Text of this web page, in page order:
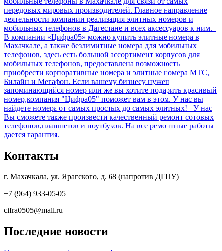
передовых мировых производителей. Главное направление
деятельности компании реализация элитных номеров и
мобильных телефонов в Дагестане и всех аксессуаров к ним.
В компании «Цифра05» можно купить элитные номера в
Махачкале, а также безлимитные номера для мобильных
телефонов, здесь есть большой ассортимент корпусов для
мобильных телефонов, предоставлена возможность
приобрести корпоративные номера и элитные номера МТС,
Билайн и Мегафон. Если вашему бизнесу нужен
запоминающийся номер или же вы хотите подарить красивый
номер,компания "Цифра05" поможет вам в этом. У нас вы
найдете номера от самых простых до самых элитных! У нас
Вы сможете также произвести качественный ремонт сотовых
телефонов,планшетов и ноутбуков. На все ремонтные работы
дается гарантия.
Контакты
г. Махачкала, ул. Ярагского, д. 68 (напротив ДГПУ)
+7 (964) 933-05-05
cifra0505@mail.ru
Последние новости